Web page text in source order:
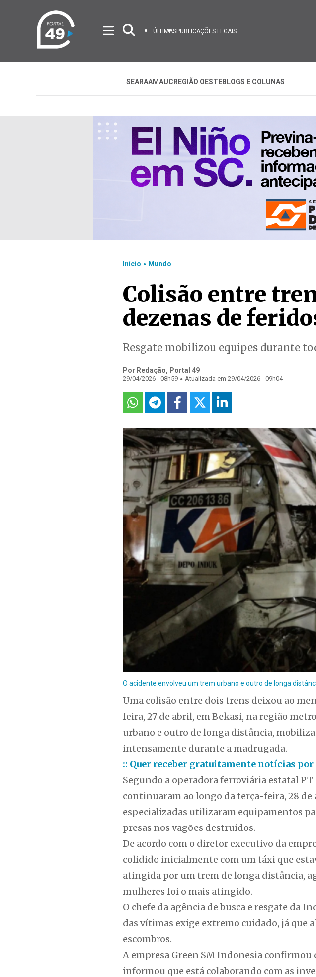
ÚLTIMASPUBLICAÇÕES LEGAIS
SEARAAMAUC REGIÃO OESTEBLOGS E COLUNAS
Início . Mundo
Colisão entre
dezenas de
Resgate mobilizou equipes durante
Por Redação, Portal 49
29/04/2026 - 08h59 . Atualizada em 29/04/2026 - 09h04
O acidente envolveu um trem urbano e outro de longa
Uma colisão entre dois trens deixou ao
feira, 27 de abril, em Bekasi, na região
urbano e outro de longa distância,
intensamente durante a madrugada.
:: Quer receber gratuitamente notícias por
Segundo a operadora ferroviária estatal
continuaram ao longo da terça-feira, 28 de
especializadas utilizaram equipamentos
presas nos vagões destruídos.
De acordo com o diretor executivo da
colidido inicialmente com um táxi que
atingida por um trem de longa distância,
mulheres foi o mais atingido.
O chefe da agência de busca e resgate da
das vítimas exige extremo cuidado, já que
escombros.
A empresa Green SM Indonesia
informou que está colaborando com as